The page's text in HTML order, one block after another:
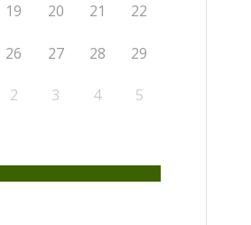
19 20 21 22
26 27 28 29
2 3 4 5